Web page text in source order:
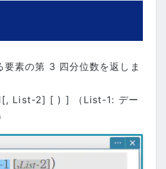
要素の第 3 四分位数を返しま
List-2] [ ) ] （List-1: デー